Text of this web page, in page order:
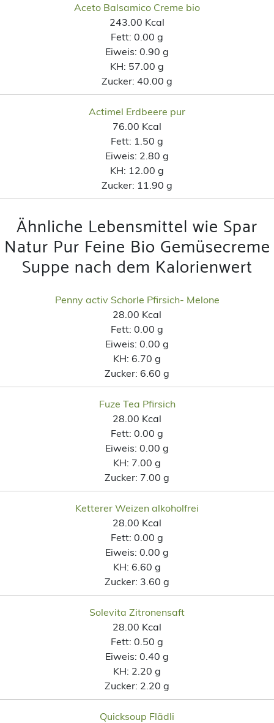
Aceto Balsamico Creme bio
243.00 Kcal
Fett: 0.00 g
Eiweis: 0.90 g
KH: 57.00 g
Zucker: 40.00 g
Actimel Erdbeere pur
76.00 Kcal
Fett: 1.50 g
Eiweis: 2.80 g
KH: 12.00 g
Zucker: 11.90 g
Ähnliche Lebensmittel wie Spar
Natur Pur Feine Bio Gemüsecreme
Suppe nach dem Kalorienwert
Penny activ Schorle Pfirsich- Melone
28.00 Kcal
Fett: 0.00 g
Eiweis: 0.00 g
KH: 6.70 g
Zucker: 6.60 g
Fuze Tea Pfirsich
28.00 Kcal
Fett: 0.00 g
Eiweis: 0.00 g
KH: 7.00 g
Zucker: 7.00 g
Ketterer Weizen alkoholfrei
28.00 Kcal
Fett: 0.00 g
Eiweis: 0.00 g
KH: 6.60 g
Zucker: 3.60 g
Solevita Zitronensaft
28.00 Kcal
Fett: 0.50 g
Eiweis: 0.40 g
KH: 2.20 g
Zucker: 2.20 g
Quicksoup Flädli